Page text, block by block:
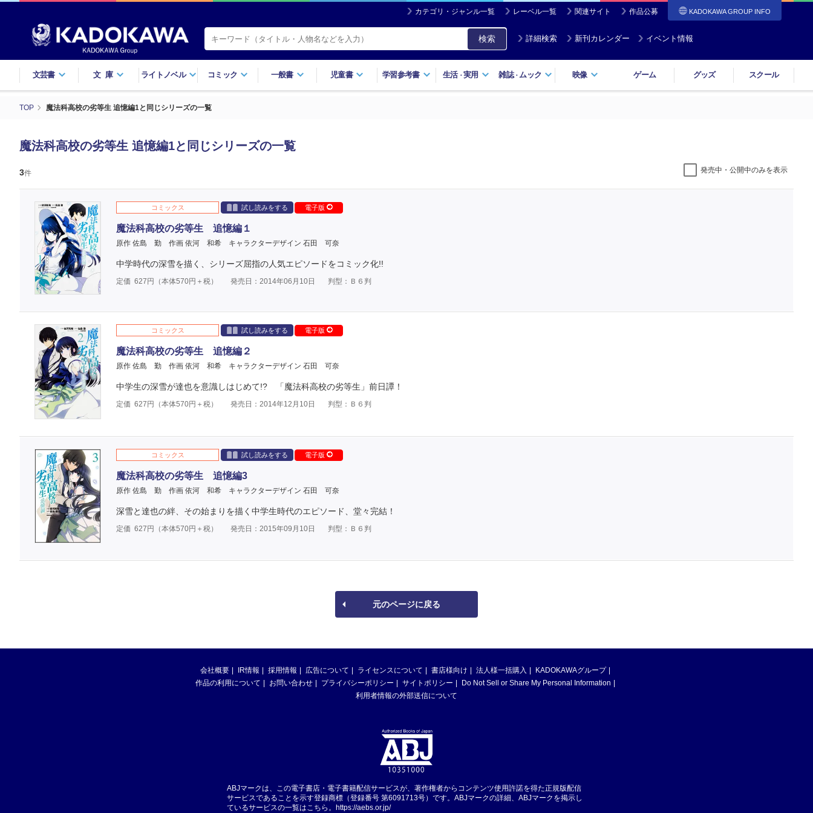
カテゴリ・ジャンル一覧 レーベル一覧 関連サイト 作品公募 KADOKAWA GROUP INFO
検索 詳細検索 新刊カレンダー イベント情報
文芸書 文庫 ライトノベル コミック 一般書 児童書 学習参考書 生活・実用 雑誌・ ムック 映像 ゲーム グッズ スクール
TOP 魔法科高校の劣等生 追憶編1と同じシリーズの一覧
魔法科高校の劣等生 追憶編1と同じシリーズの一覧
3件 発売中・公開中のみを表示
コミックス 試し読みをする 電子版
魔法科高校の劣等生 追憶編１
原作 佐島 勤 作画 依河 和希 キャラクターデザイン 石田 可奈
中学時代の深雪を描く、シリーズ屈指の人気エピソードをコミック化!!
定価 627 円（本体570円＋税） 発売日：2014年06月10日 判型：Ｂ６判
コミックス 試し読みをする 電子版
魔法科高校の劣等生 追憶編２
原作 佐島 勤 作画 依河 和希 キャラクターデザイン 石田 可奈
中学生の深雪が達也を意識しはじめて!? 「魔法科高校の劣等生」前日譚！
定価 627 円（本体570円＋税） 発売日：2014年12月10日 判型：Ｂ６判
コミックス 試し読みをする 電子版
魔法科高校の劣等生 追憶編3
原作 佐島 勤 作画 依河 和希 キャラクターデザイン 石田 可奈
深雪と達也の絆、その始まりを描く中学生時代のエピソード、堂々完結！
定価 627 円（本体570円＋税） 発売日：2015年09月10日 判型：Ｂ６判
元のページに戻る
会社概要 IR情報 採用情報 広告について ライセンスについて 書店様向け 法人様一括購入
KADOKAWAグループ
作品の利用について
お問い合わせ プライバシーポリシー サイトポリシー
Do Not Sell or Share My Personal Information
利用者情報の外部送信について
ABJマークは、この電子書店・電子書籍配信サービスが、著作権者からコンテンツ使用許諾を得た正規版配信
サービスであることを示す登録商標（登録番号 第6091713号）です。ABJマークの詳細、ABJマークを掲示し
ているサービスの一覧はこちら。 https://aebs.or.jp/